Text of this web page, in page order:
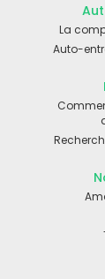
La
Auto-